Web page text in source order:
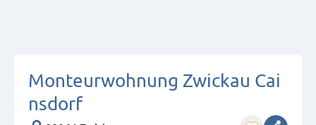
Monteurwohnung Zwickau Cai
nsdorf